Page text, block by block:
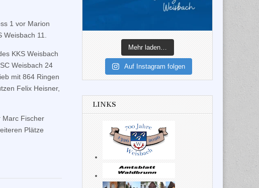
1 vor Marion
11.
KKS Weisbach
Weisbach 24
mit 864 Ringen
Felix Heisner,
Marc Fischer
Plätze
Mehr laden…
Auf Instagram folgen
LINKS